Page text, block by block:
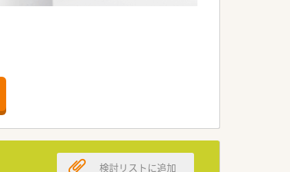
検討リストに追加